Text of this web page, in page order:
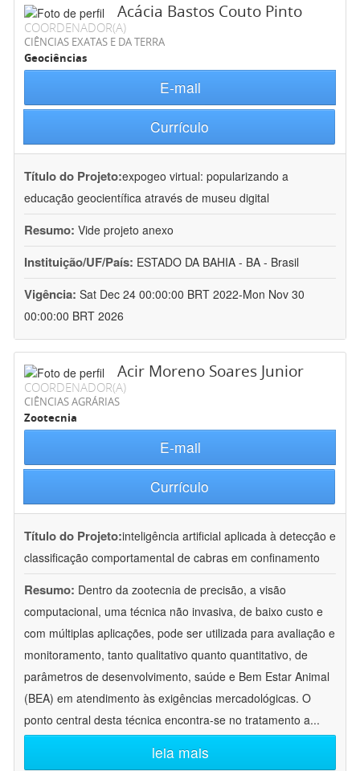
Acácia Bastos Couto Pinto
COORDENADOR(A)
CIÊNCIAS EXATAS E DA TERRA
Geociências
E-mail
Currículo
Título do Projeto:expogeo virtual: popularizando a
educação geocientífica através de museu digital
Resumo: Vide projeto anexo
Instituição/UF/País: ESTADO DA BAHIA - BA - Brasil
Vigência: Sat Dec 24 00:00:00 BRT 2022-Mon Nov 30
00:00:00 BRT 2026
Acir Moreno Soares Junior
COORDENADOR(A)
CIÊNCIAS AGRÁRIAS
Zootecnia
E-mail
Currículo
Título do Projeto:inteligência artificial aplicada à detecção e
classificação comportamental de cabras em confinamento
Resumo: Dentro da zootecnia de precisão, a visão
computacional, uma técnica não invasiva, de baixo custo e
com múltiplas aplicações, pode ser utilizada para avaliação e
monitoramento, tanto qualitativo quanto quantitativo, de
parâmetros de desenvolvimento, saúde e Bem Estar Animal
(BEA) em atendimento às exigências mercadológicas. O
ponto central desta técnica encontra-se no tratamento a...
leia mais